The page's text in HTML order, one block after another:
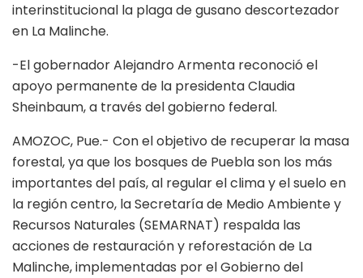
interinstitucional la plaga de gusano descortezador
en La Malinche.
-El gobernador Alejandro Armenta reconoció el
apoyo permanente de la presidenta Claudia
Sheinbaum, a través del gobierno federal.
AMOZOC, Pue.- Con el objetivo de recuperar la masa
forestal, ya que los bosques de Puebla son los más
importantes del país, al regular el clima y el suelo en
la región centro, la Secretaría de Medio Ambiente y
Recursos Naturales (SEMARNAT) respalda las
acciones de restauración y reforestación de La
Malinche, implementadas por el Gobierno del